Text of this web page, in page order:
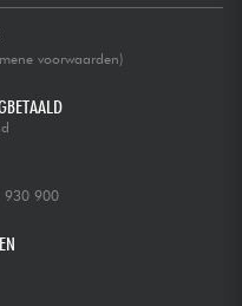
voorwaarden)
900